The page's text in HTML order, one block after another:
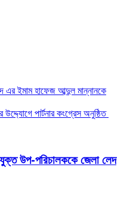
এর ইমাম হাফেজ আব্দুল মান্নানকে
পার্টনার কংগ্রেস অনুষ্ঠিত
উপ-পরিচালককে জেলা লেদ